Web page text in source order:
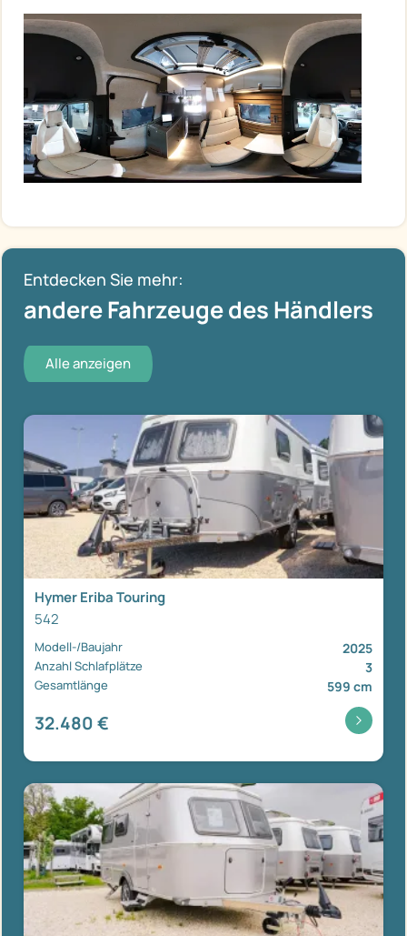
Entdecken Sie mehr:
andere Fahrzeuge des Händlers
Alle anzeigen
Hymer Eriba Touring
542
Modell-/Baujahr 2025
Anzahl Schlafplätze 3
Gesamtlänge 599 cm
32.480 €